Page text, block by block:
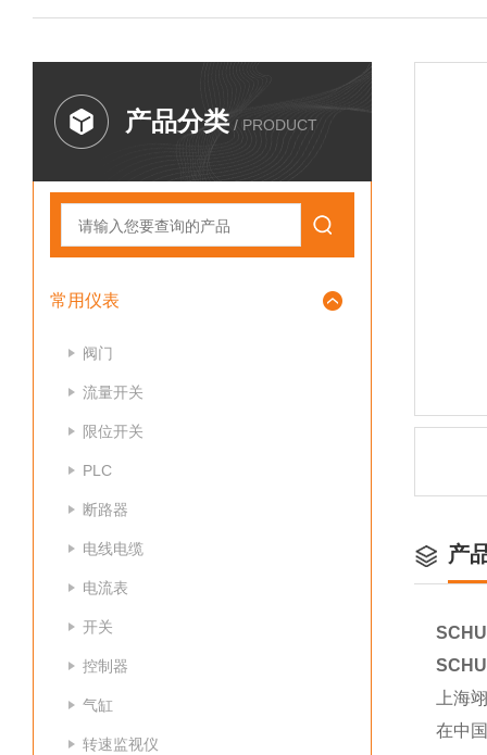
产品分类 / PRODUCT
常用仪表
阀门
流量开关
限位开关
PLC
断路器
电线电缆
电流表
开关
控制器
气缸
转速监视仪
产
上海
在中